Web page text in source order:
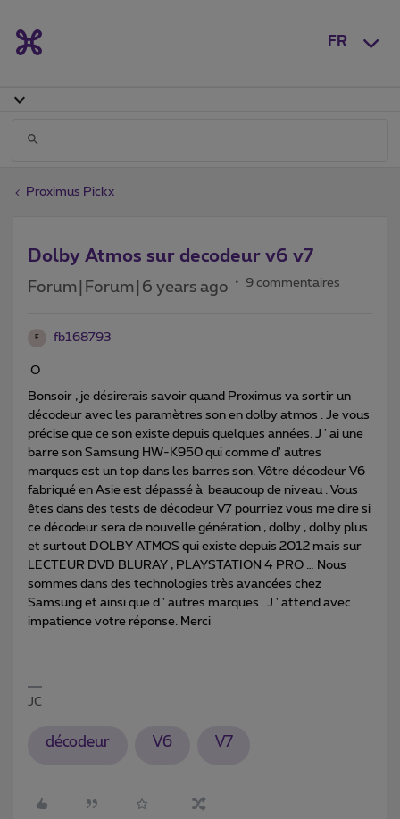
FR
Proximus Pickx
Dolby Atmos sur decodeur v6 v7
Forum|Forum|6 years ago 9 commentaires
F fb168793
O
Bonsoir , je désirerais savoir quand Proximus va sortir un
décodeur avec les paramètres son en dolby atmos . Je vous
précise que ce son existe depuis quelques années. J ' ai une
barre son Samsung HW-K950 qui comme d' autres
marques est un top dans les barres son. Vôtre décodeur V6
fabriqué en Asie est dépassé à beaucoup de niveau . Vous
êtes dans des tests de décodeur V7 pourriez vous me dire si
ce décodeur sera de nouvelle génération , dolby , dolby plus
et surtout DOLBY ATMOS qui existe depuis 2012 mais sur
LECTEUR DVD BLURAY , PLAYSTATION 4 PRO … Nous
sommes dans des technologies très avancées chez
Samsung et ainsi que d ' autres marques . J ' attend avec
impatience votre réponse. Merci
JC
décodeur V6 V7